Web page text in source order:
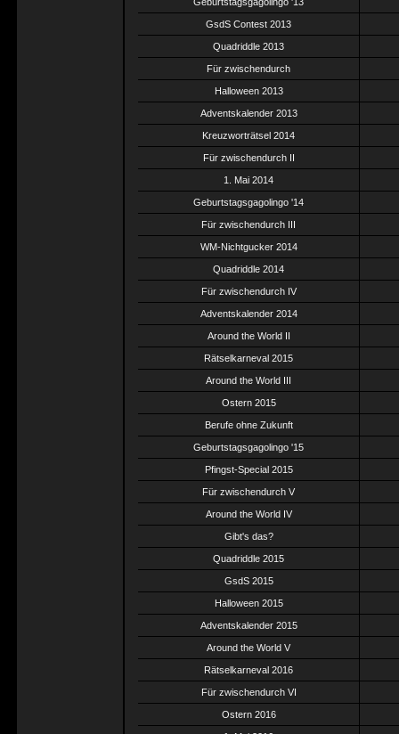
GsdS Contest 2013
Quadriddle 2013
Für zwischendurch
Halloween 2013
Adventskalender 2013
Kreuzworträtsel 2014
Für zwischendurch II
1. Mai 2014
Geburtstagsgagolingo '14
Für zwischendurch III
WM-Nichtgucker 2014
Quadriddle 2014
Für zwischendurch IV
Adventskalender 2014
Around the World II
Rätselkarneval 2015
Around the World III
Ostern 2015
Berufe ohne Zukunft
Geburtstagsgagolingo '15
Pfingst-Special 2015
Für zwischendurch V
Around the World IV
Gibt's das?
Quadriddle 2015
GsdS 2015
Halloween 2015
Adventskalender 2015
Around the World V
Rätselkarneval 2016
Für zwischendurch VI
Ostern 2016